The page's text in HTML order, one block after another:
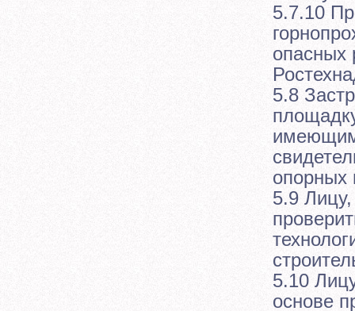
5.7.10
опасных
5.8
имеющим
опорных
5.9
5.10
основе